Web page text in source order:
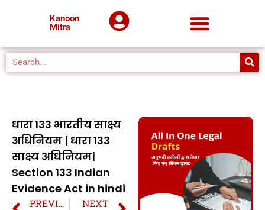
Kanoon
Mitra
धारा 133 भारतीय साक्ष्य
अधिनियम | धारा 133
साक्ष्य अधिनियम|
Section 133 Indian
Evidence Act in hindi
PREVIOUS NEXT